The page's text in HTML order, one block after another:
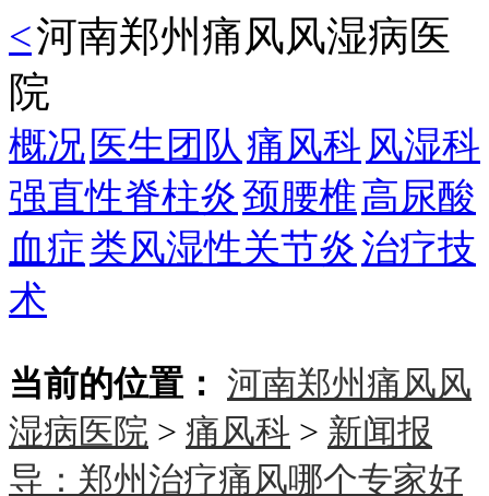
<河南郑州痛风风湿病医
院
概况 医生团队痛风科 风湿科
强直性脊柱炎颈腰椎高尿酸
血症类风湿性关节炎治疗技
术
当前的位置： 河南郑州痛风风
湿病医院 > 痛风科 > 新闻报
导：郑州治疗痛风哪个专家好